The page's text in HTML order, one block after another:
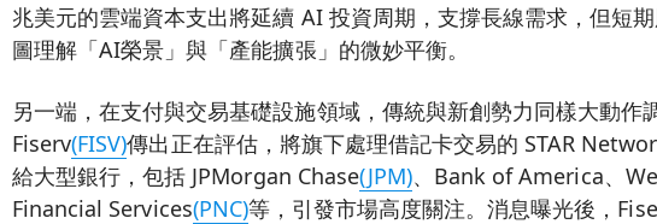
兆美元的雲端資本支出將延續 AI 投資周期，支撐長線需求，但短
圖理解「AI榮景」與「產能擴張」的微妙平衡。
另一端，在支付與交易基礎設施領域，傳統與新創勢力同樣大動作
Fiserv(FISV)傳出正在評估，將旗下處理借記卡交易的 STAR
給大型銀行，包括 JPMorgan Chase(JPM)、Bank of America、
Financial Services(PNC)等，引發市場高度關注。消息曝光後，